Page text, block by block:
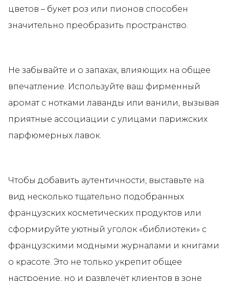
цветов – букет роз или пионов способен
значительно преобразить пространство.
Не забывайте и о запахах, влияющих на общее
впечатление. Используйте ваш фирменный
аромат с нотками лаванды или ванили, вызывая
приятные ассоциации с улицами парижских
парфюмерных лавок.
Чтобы добавить аутентичности, выставьте на
вид несколько тщательно подобранных
французских косметических продуктов или
сформируйте уютный уголок «библиотеки» с
французскими модными журналами и книгами
о красоте. Это не только укрепит общее
настроение, но и развлечёт клиентов в зоне